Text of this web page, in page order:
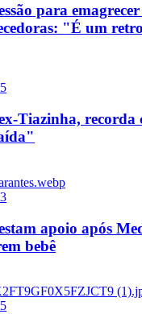
para
"É um
Tiazinha, recorda
apoio após
bebê